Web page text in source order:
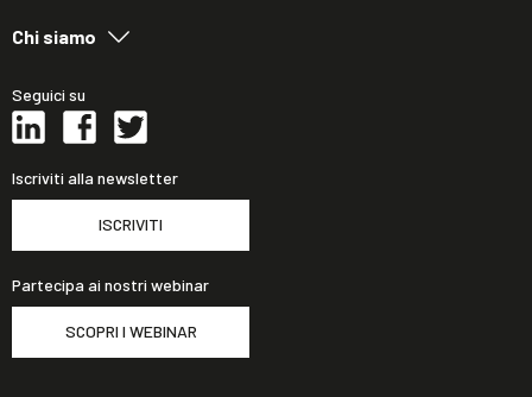
Chi siamo
Seguici su
Iscriviti alla newsletter
ISCRIVITI
Partecipa ai nostri webinar
SCOPRI I WEBINAR